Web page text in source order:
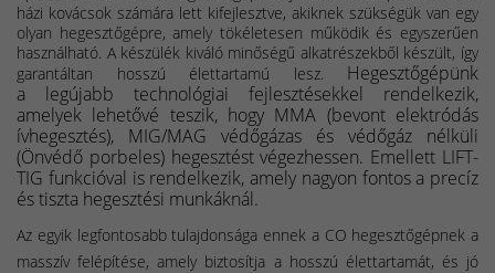
házi kovácsok számára lett kifejlesztve, akiknek szükségük van egy
olyan hegesztőgépre, amely tökéletesen működik és egyszerűen
használható. A készülék kiváló minőségű alkatrészekből készült, így
garantáltan hosszú élettartamú lesz. Hegesztőgépünk
a legújabb technológiai fejlesztésekkel rendelkezik,
amelyek lehetővé teszik, hogy MMA (bevont elektródás
ívhegesztés), MIG/MAG védőgázas és védőgáz nélküli
(Önvédő porbeles) hegesztést végezhessen. Emellett LIFT-
TIG funkcióval is rendelkezik, amely nagyon fontos a precíz
és tiszta hegesztési munkáknál.
Az egyik legfontosabb tulajdonsága ennek a CO hegesztőgépnek a
masszív felépítése, amely biztosítja a hosszú élettartamát, és jó